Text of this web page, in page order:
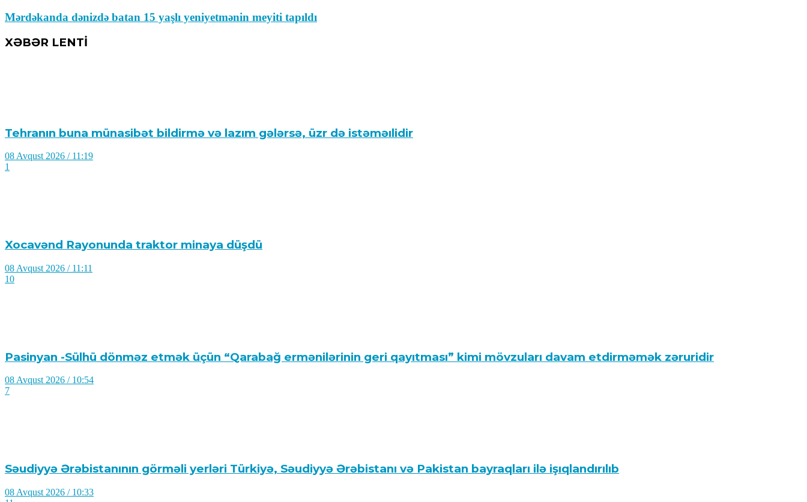
Mərdəkanda dənizdə batan 15 yaşlı yeniyetmənin meyiti tapıldı
XƏBƏR LENTİ
Tehranın buna münasibət bildirmə və lazım gələrsə, üzr də istəməılidir
08 Avqust 2026 / 11:19
1
Xocavənd Rayonunda traktor minaya düşdü
08 Avqust 2026 / 11:11
10
Pasinyan -Sülhü dönməz etmək üçün “Qarabağ ermənilərinin geri qayıtması” kimi mövzuları davam etdirməmək zəruridir
08 Avqust 2026 / 10:54
7
Səudiyyə Ərəbistanının görməli yerləri Türkiyə, Səudiyyə Ərəbistanı və Pakistan bayraqları ilə işıqlandırılıb
08 Avqust 2026 / 10:33